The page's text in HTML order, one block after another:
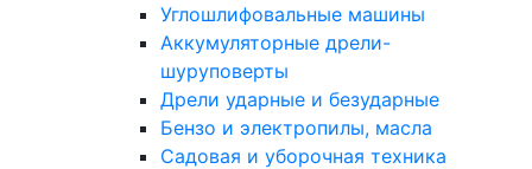
Углошлифовальные машины
Аккумуляторные дрели-
шуруповерты
Дрели ударные и безударные
Бензо и электропилы, масла
Садовая и уборочная техника